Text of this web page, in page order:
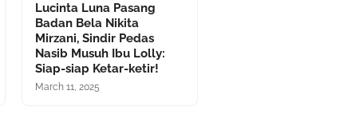
Lucinta Luna Pasang
Badan Bela Nikita
Mirzani, Sindir Pedas
Nasib Musuh Ibu Lolly:
Siap-siap Ketar-ketir!
March 11, 2025